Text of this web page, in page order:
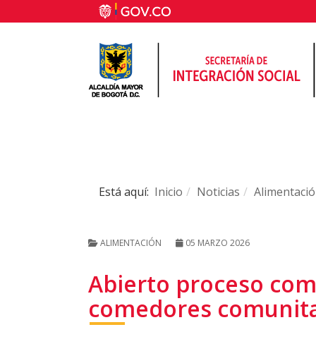
Está aquí: Inicio Noticias
ALIMENTACIÓN 05 MARZO 2026
Abierto proceso
comedores